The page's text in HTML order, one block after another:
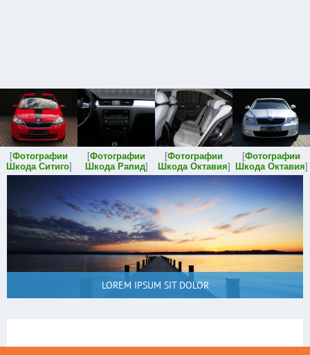
[Фотографии
Шкода Ситиго]
[Фотографии
Шкода Рапид]
[Фотографии
Шкода Октавия]
[Фотографии
Шкода Октавия]
LOREM IPSUM SIT DOLOR